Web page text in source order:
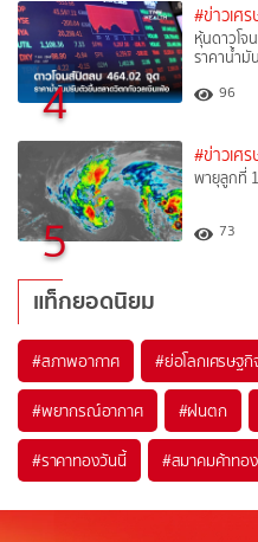
4
#ข่าวเศ
หุ้นดาวโจ
ราคาน้ำมั
96
5
#ข่าวเศ
พายุลูกที่
73
แท็กยอดนิยม
#สภาพอากาศ #ย่อโลกเศรษฐกิ
#พยากรณ์อากาศ #ฝนตก
#ราคาทองวันนี้ #สมาคมค้าทอ